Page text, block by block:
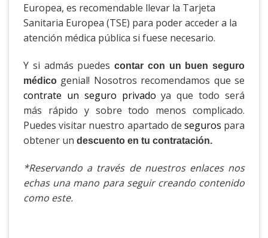
Europea, es recomendable llevar la Tarjeta
Sanitaria Europea (TSE) para poder acceder a la
atención médica pública si fuese necesario.
Y si admás puedes contar con un buen seguro
médico genial! Nosotros recomendamos que se
contrate un seguro privado ya que todo será
más rápido y sobre todo menos complicado.
Puedes visitar nuestro apartado de seguros para
obtener un descuento en tu contratación.
*Reservando a través de nuestros enlaces nos
echas una mano para seguir creando contenido
como este.